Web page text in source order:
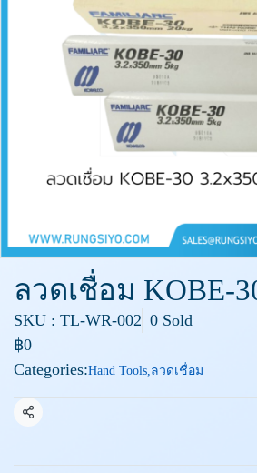
ลวดเชื่อม KOBE-
SKU : TL-WR-002 0 Sold
฿0
Categories:Hand Tools,ลวดเชื่อม
Share